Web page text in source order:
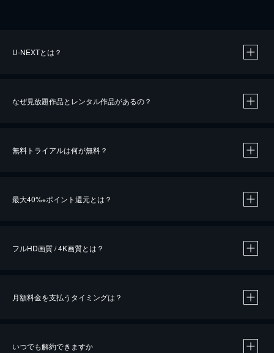
U-NEXTとは？
なぜ見放題作品とレンタル作品があるの？
無料トライアルは何が無料？
最大40%※ポイント還元とは？
※40％ポイント還元の対象は、クレジットカード決済による作品の購入 / レンタルです。
iOSアプリのUコイン決済による作品の購入 / レンタルは、20％のポイント還元です。
フルHD画質 / 4K画質とは？
月額料金を支払うタイミングは？
いつでも解約できますか